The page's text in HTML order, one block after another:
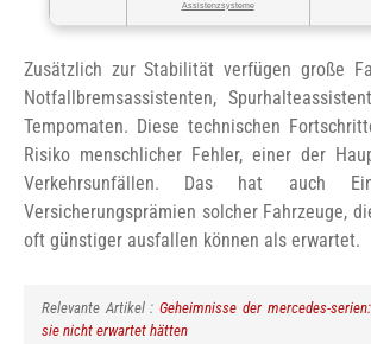
Assistenzsysteme
Zusätzlich zur Stabilität verfügen große
Notfallbremsassistenten,
Tempomaten. Diese technischen
Risiko menschlicher Fehler, einer der
Verkehrsunfällen. Das hat auch
Versicherungsprämien solcher Fahrzeuge,
oft günstiger ausfallen können als erwartet.
Relevante Artikel :Geheimnisse der mercedes-
sie nicht erwartet hätten